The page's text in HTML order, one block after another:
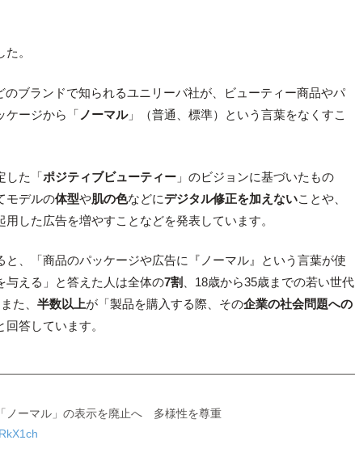
た。
のブランドで知られるユニリーバ社が、ビューティー商品やパ
ケージから「 ノーマル」（普通、標準）という言葉をなくすこ
した「ポジティブビューティー 」のビジョンに基づいたもの
モデルの体型や肌の色などにデジタル修正を加えないことや、
用した広告を増やすことなどを発表しています。
と、「商品のパッケージや広告に『ノーマル』という言葉が使
与える」と答えた人は全体の7割
、18歳から35歳までの若い世代
た、半数以上が「製品を購入する際、その企業の社会問題への
答しています。
ノーマル」の表示を廃止へ 多様性を尊重